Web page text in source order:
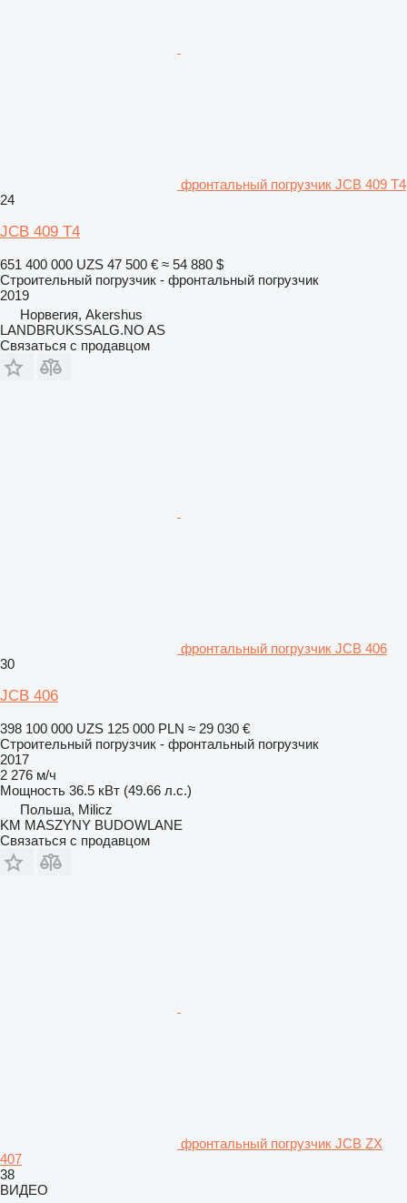
фронтальный погрузчик JCB 409 T4
24
JCB 409 T4
651 400 000 UZS 47 500 € ≈ 54 880 $
Строительный погрузчик - фронтальный погрузчик
2019
Норвегия, Akershus
LANDBRUKSSALG.NO AS
Связаться с продавцом
фронтальный погрузчик JCB 406
30
JCB 406
398 100 000 UZS 125 000 PLN ≈ 29 030 €
Строительный погрузчик - фронтальный погрузчик
2017
2 276 м/ч
Мощность 36.5 кВт (49.66 л.с.)
Польша, Milicz
KM MASZYNY BUDOWLANE
Связаться с продавцом
фронтальный погрузчик JCB ZX
407
38
ВИДЕО